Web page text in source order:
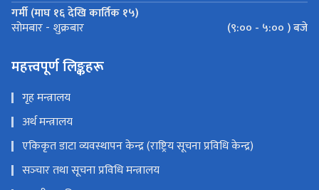
गर्मी (माघ १६ देखि कार्तिक १५)
सोमबार - शुक्रबार (९:०० - ५:०० ) बजे
महत्त्वपूर्ण लिङ्कहरू
गृह मन्त्रालय
अर्थ मन्त्रालय
एकिकृत डाटा व्यवस्थापन केन्द्र (राष्ट्रिय सूचना प्रविधि केन्द्र)
सञ्‍चार तथा सूचना प्रविधि मन्त्रालय